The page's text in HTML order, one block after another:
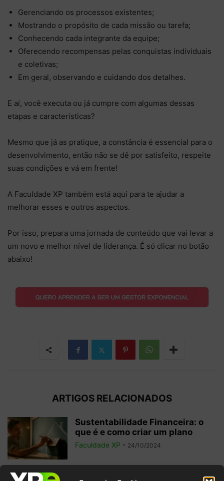
Gerenciando os processos existentes;
Mostrando o propósito de cada missão ou tarefa;
Conhecendo cada integrante da equipe;
Oferecendo recompensas pelas conquistas individuais
e coletivas;
Em geral, observando e cuidando dos detalhes.
E aí, você executa ou já cumpre com algumas dessas
etapas e características?
Mesmo que já as pratique, a constância é essencial para o
desenvolvimento, então não se dê por satisfeito, respeite
suas condições e vá em frente!
A Faculdade XP também está aqui para te ajudar a
melhorar esses e outros aspectos.
Por isso, prepara uma jornada de conteúdo que vai levar a
um novo e melhor nível de liderança. É só clicar no botão
abaixo!
ARTIGOS RELACIONADOS
Sustentabilidade Financeira: o
que é e como criar um plano
Faculdade XP - 24/10/2024